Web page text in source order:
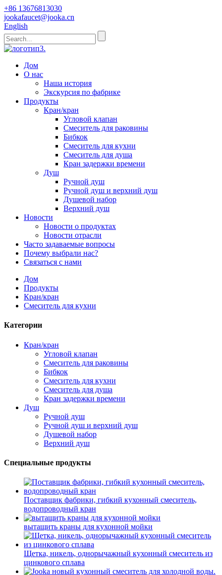
+86 13676813030
jookafaucet@jooka.cn
English
Дом
О нас
Наша история
Экскурсия по фабрике
Продукты
Кран/кран
Угловой клапан
Смеситель для раковины
Бибкок
Смеситель для кухни
Смеситель для душа
Кран задержки времени
Душ
Ручной душ
Ручной душ и верхний душ
Душевой набор
Верхний душ
Новости
Новости о продуктах
Новости отрасли
Часто задаваемые вопросы
Почему выбрали нас?
Связаться с нами
Дом
Продукты
Кран/кран
Смеситель для кухни
Категории
Кран/кран
Угловой клапан
Смеситель для раковины
Бибкок
Смеситель для кухни
Смеситель для душа
Кран задержки времени
Душ
Ручной душ
Ручной душ и верхний душ
Душевой набор
Верхний душ
Специальные продукты
Поставщик фабрики, гибкий кухонный смеситель,
водопроводный кран
вытащить краны для кухонной мойки
Щетка, никель, однорычажный кухонный смеситель из
цинкового сплава